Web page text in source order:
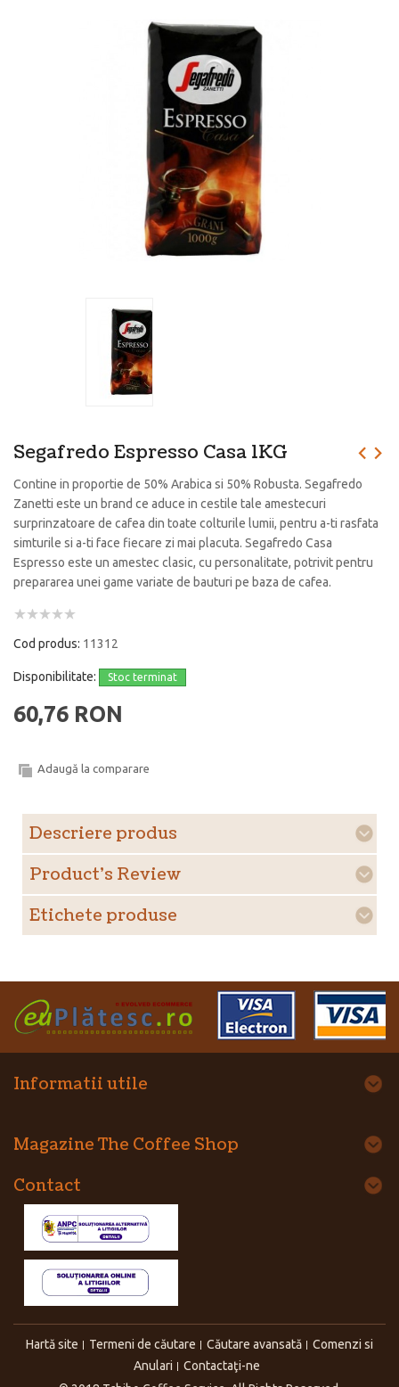
Segafredo Espresso Casa 1KG
Contine in proportie de 50% Arabica si 50% Robusta. Segafredo
Zanetti este un brand ce aduce in cestile tale amestecuri
surprinzatoare de cafea din toate colturile lumii, pentru a-ti rasfata
simturile si a-ti face fiecare zi mai placuta. Segafredo Casa
Espresso este un amestec clasic, cu personalitate, potrivit pentru
prepararea unei game variate de bauturi pe baza de cafea.
Cod produs: 11312
Disponibilitate: Stoc terminat
60,76 RON
Adaugă la comparare
Descriere produs
Product's Review
Etichete produse
Informatii utile
Magazine The Coffee Shop
Contact
Hartă site Termeni de căutare Căutare avansată
Comenzi si
Anulari
Contactaţi-ne